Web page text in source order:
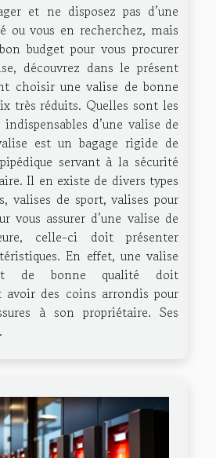
et ne disposez pas d’une
ou vous en recherchez, mais
budget pour vous procurer
découvrez dans le présent
choisir une valise de bonne
très réduits. Quelles sont les
d’une valise de
est un bagage rigide de
servant à la sécurité
Il en existe de divers types
valises de sport, valises pour
vous assurer d’une valise de
celle-ci doit présenter
En effet, une valise
de bonne qualité doit
avoir des coins arrondis pour
à son propriétaire. Ses